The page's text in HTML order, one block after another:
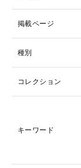
掲載ページ
種別
コレクション
キーワード